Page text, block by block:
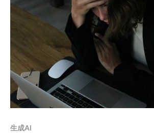
生成AI